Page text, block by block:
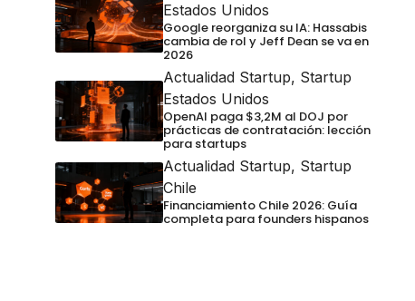
Estados Unidos
Google reorganiza su IA: Hassabis
cambia de rol y Jeff Dean se va en
2026
Actualidad Startup, Startup
Estados Unidos
OpenAI paga $3,2M al DOJ por
prácticas de contratación: lección
para startups
Actualidad Startup, Startup
Chile
Financiamiento Chile 2026: Guía
completa para founders hispanos